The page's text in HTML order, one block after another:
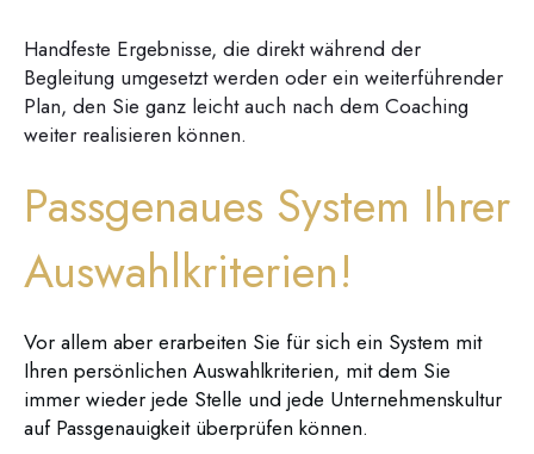
Handfeste Ergebnisse, die direkt während der
Begleitung umgesetzt werden oder ein weiterführender
Plan, den Sie ganz leicht auch nach dem Coaching
weiter realisieren können.
Passgenaues System Ihrer
Auswahlkriterien!
Vor allem aber erarbeiten Sie für sich ein System mit
Ihren persönlichen Auswahlkriterien, mit dem Sie
immer wieder jede Stelle und jede Unternehmenskultur
auf Passgenauigkeit überprüfen können.